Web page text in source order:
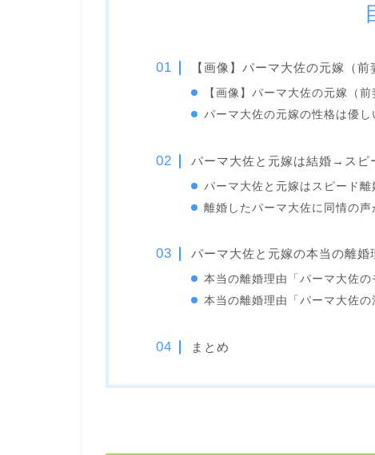
【画像】パーマ大佐の元嫁（前
【画像】パーマ大佐の元嫁（
パーマ大佐の元嫁の性格は優し
パーマ大佐と元嫁は結婚→スピ
パーマ大佐と元嫁はスピード離
離婚したパーマ大佐に同情の声
パーマ大佐と元嫁の本当の離婚
本当の離婚理由「パーマ大佐の
本当の離婚理由「パーマ大佐の
まとめ